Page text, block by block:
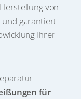
von
und garantiert
Ihrer
für